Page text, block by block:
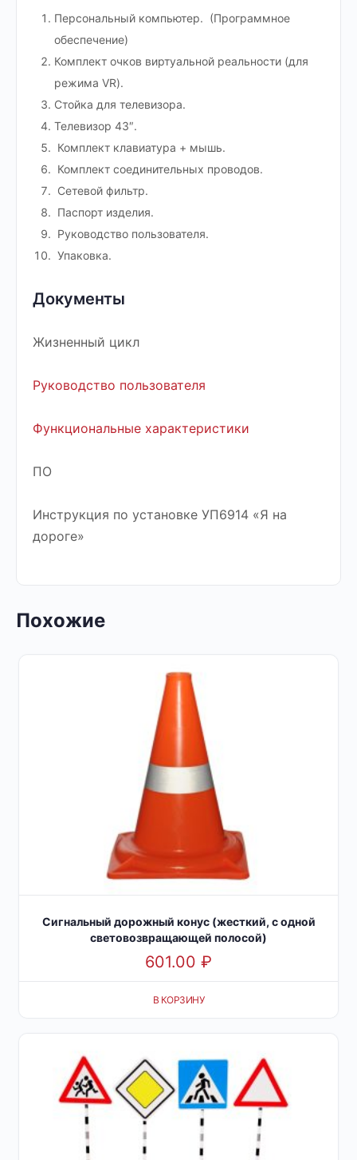
Персональный компьютер. (Программное
обеспечение)
Комплект очков виртуальной реальности (для
режима VR).
Стойка для телевизора.
Телевизор 43″.
Комплект клавиатура + мышь.
Комплект соединительных проводов.
Сетевой фильтр.
Паспорт изделия.
Руководство пользователя.
Упаковка.
Документы
Жизненный цикл
Руководство пользователя
Функциональные характеристики
ПО
Инструкция по установке УП6914 «Я на
дороге»
Похожие
Сигнальный дорожный конус (жесткий, с одной
световозвращающей полосой)
601.00 ₽
В КОРЗИНУ